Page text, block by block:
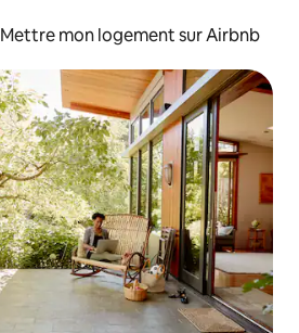
Mettre mon logement sur Airbnb